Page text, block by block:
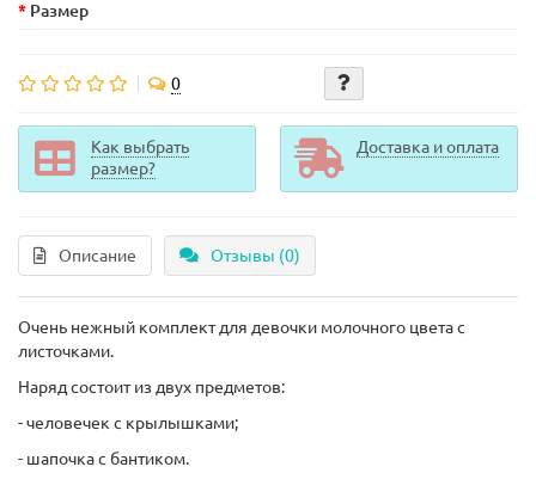
Размер
0
Как выбрать
размер?
Доставка и оплата
Описание Отзывы (0)
Очень нежный комплект для девочки молочного цвета с
листочками.
Наряд состоит из двух предметов:
- человечек с крылышками;
- шапочка с бантиком.